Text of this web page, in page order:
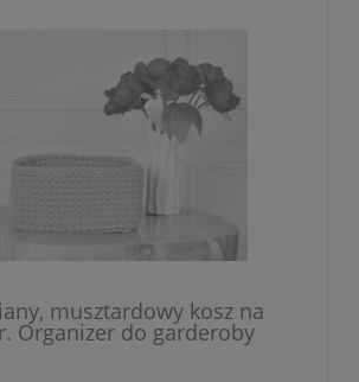
musztardowy kosz na
Organizer do garderoby